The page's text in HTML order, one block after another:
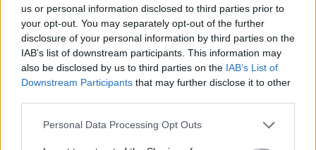
us or personal information disclosed to third parties prior to
your opt-out. You may separately opt-out of the further
disclosure of your personal information by third parties on the
IAB’s list of downstream participants. This information may
also be disclosed by us to third parties on the IAB’s List of
Downstream Participants that may further disclose it to other
Personal Data Processing Opt Outs
2002 óta elnöki tanácsadóként közreműködött az
OTP Garancia Biztosító külföldi leányvállalatainak
alapításában és irányításában Szlovákiában,
Bulgáriában és Romániában.
dolgozott, 1995 és 2001 között elnök-vezérigazgatóként.
2000-2001 között az AXA közép-európai holding